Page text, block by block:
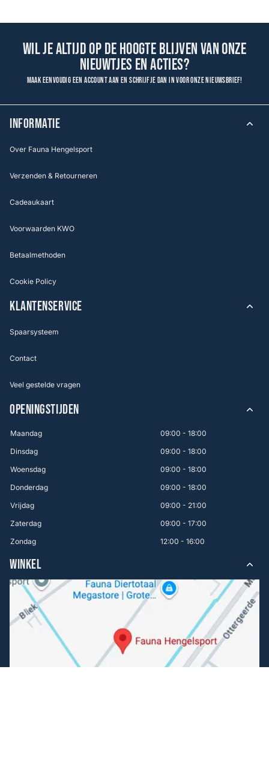
Wil je altijd op de hoogte blijven van onze
nieuwtjes en acties?
Maak eenvoudig een account aan en schrijf je dan in voor onze nieuwsbrief!
INFORMATIE
Over Fauna Hengelsport
Verzenden & Retourneren
Cadeaukaart
Voorwaarden KWO
Betaalmethoden
Cookie Policy
KLANTENSERVICE
Spaarsysteem
Contact
Veel gestelde vragen
OPENINGSTIJDEN
Maandag
09:00 - 18:00
Dinsdag
09:00 - 18:00
Woensdag
09:00 - 18:00
Donderdag
09:00 - 18:00
Vrijdag
09:00 - 21:00
Zaterdag
09:00 - 17:00
Zondag
12:00 - 16:00
WINKEL